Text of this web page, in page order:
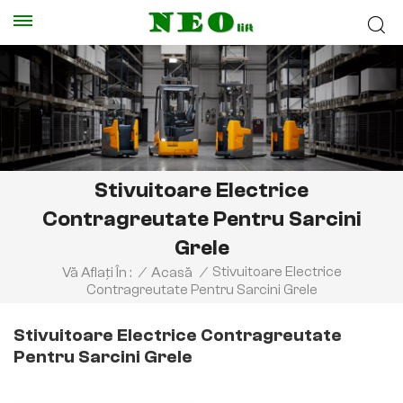
Stivuitoare Electrice
Contragreutate Pentru Sarcini
Grele
Vă Aflați În : / Acasă / Stivuitoare Electrice
Contragreutate Pentru Sarcini Grele
Stivuitoare Electrice Contragreutate
Pentru Sarcini Grele